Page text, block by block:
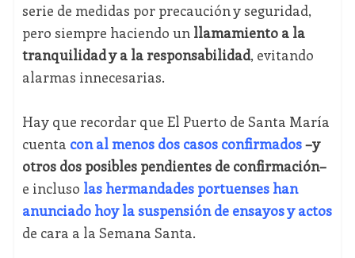
serie de medidas por precaución y seguridad,
pero siempre haciendo un llamamiento a la
tranquilidad y a la responsabilidad, evitando
alarmas innecesarias.
Hay que recordar que El Puerto de Santa María
cuenta con al menos dos casos confirmados–y
otros dos posibles pendientes de confirmación–
e incluso las hermandades portuenses han
anunciado hoy la suspensión de ensayos y actos
de cara a la Semana Santa.